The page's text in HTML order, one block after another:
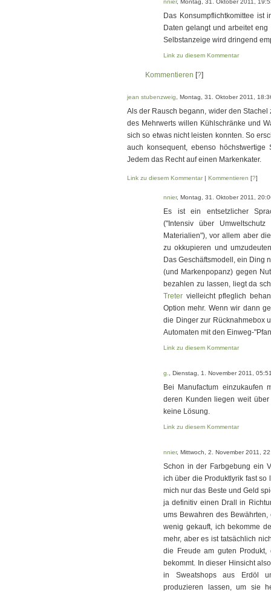
nnier, Montag, 31. Oktober 2011,
Das Konsumpflichtkomittee ist
Daten gelangt und arbeitet
Selbstanzeige wird dringend
Link zu diesem Kommentar
Kommentieren [?]
jean stubenzweig , Montag, 31. Oktober 2011,
Als der Rausch begann, wider den
des Mehrwerts willen Kühlschränke und
sich so etwas nicht leisten konnten. So
auch konsequent, ebenso
Jedem das Recht auf einen Markenkater.
Link zu diesem Kommentar| Kommentieren [?]
nnier, Montag, 31. Oktober 2011,
Es ist ein entsetzlicher
("Intensiv über
Materialien"), vor allem aber
zu okkupieren und
Das Geschäftsmodell, ein Ding
(und Markenpopanz) gegen
bezahlen zu lassen, liegt da
Treter vielleicht pfleglich
Option mehr. Wenn wir dann
die Dinger zur Rücknahmebox
Automaten mit den Einweg-
Link zu diesem Kommentar
g. , Dienstag, 1. November 2011,
Bei Manufactum einzukaufen
deren Kunden liegen weit
keine Lösung.
Link zu diesem Kommentar
nnier, Mittwoch, 2. November 2011,
Schon in der Farbgebung ein
ich über die Produktlyrik fast
mich nur das Beste und Geld
ja definitiv einen Drall in
ums Bewahren des
wenig gekauft, ich bekomme
mehr, aber es ist tatsächlich
die Freude am guten
bekommt. In dieser Hinsicht
in Sweatshops aus Erdöl
produzieren lassen, um sie